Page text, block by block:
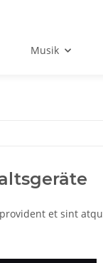
Musik
et sint